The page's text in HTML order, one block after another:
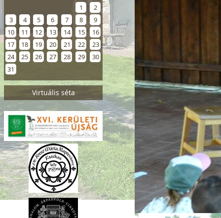
1
2
3
4 5 6 7 8
9
10
11 12 13 14 15
16
17
18 19 20 21 22
23
24
25 26 27 28 29
30
31
Virtuális séta